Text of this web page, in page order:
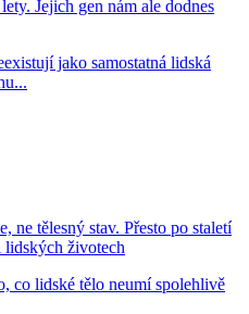
Jejich gen nám ale dodnes
jako samostatná lidská
ne tělesný stav. Přesto po staletí
lidských životech
co lidské tělo neumí spolehlivě